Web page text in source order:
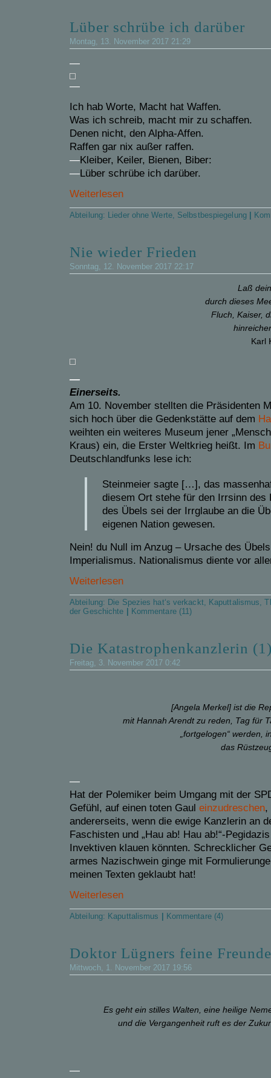
Lüber schrübe ich darüber
Montag, 13. November 2017 21:29
—
—
Ich hab Worte, Macht hat Waffen.
Was ich schreib, macht mir zu schaffen.
Denen nicht, den Alpha-Affen.
Raffen gar nix außer raffen.
—Kleiber, Keiler, Bienen, Biber:
—Lüber schrübe ich darüber.
Weiterlesen
Abteilung: Lieder ohne Werte, Selbstbespiegelung
Nie wieder Frieden
Sonntag, 12. November 2017 22:17
Laß
durch dieses
Fluch, Kaiser,
Karl
—
Einerseits.
Am 10. November stellten die Präsidenten
sich hoch über die Gedenkstätte auf dem
weihten ein weiteres Museum jener
Kraus) ein, die Erster Weltkrieg heißt. Im
Deutschlandfunks lese ich:
Steinmeier sagte […], das
diesem Ort stehe für den Irrsinn des
des Übels sei der Irrglaube an die
eigenen Nation gewesen.
Nein! du Null im Anzug – Ursache des
Imperialismus. Nationalismus diente vor
Weiterlesen
Abteilung: Die Spezies hat‘s verkackt, Kaputtalismus,
der Geschichte
Kommentare (11)
Die Katastrophenkanzlerin
Freitag, 3. November 2017 0:42
[Angela Merkel] ist die
mit Hannah Arendt zu reden, Tag für
„fortgelogen“ werden,
das
—
Hat der Polemiker beim Umgang mit der
Gefühl, auf einen toten Gaul einzudreschen,
andererseits, wenn die ewige Kanzlerin an
Faschisten und „Hau ab! Hau ab!“-
Invektiven klauen könnten. Schrecklicher
armes Nazischwein ginge mit
meinen Texten geklaubt hat!
Weiterlesen
Abteilung: Kaputtalismus Kommentare (4)
Doktor Lügners feine Freunde
Mittwoch, 1. November 2017 19:56
Es geht ein stilles Walten, eine heilige
und die Vergangenheit ruft es der
—